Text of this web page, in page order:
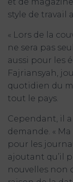
style de travail
« Lors de la
ne sera pas
aussi pour les
Fajriansyah,
quotidien du
tout le pays.
Cependant, il
demande. «
pour les
ajoutant qu’il
nouvelles non